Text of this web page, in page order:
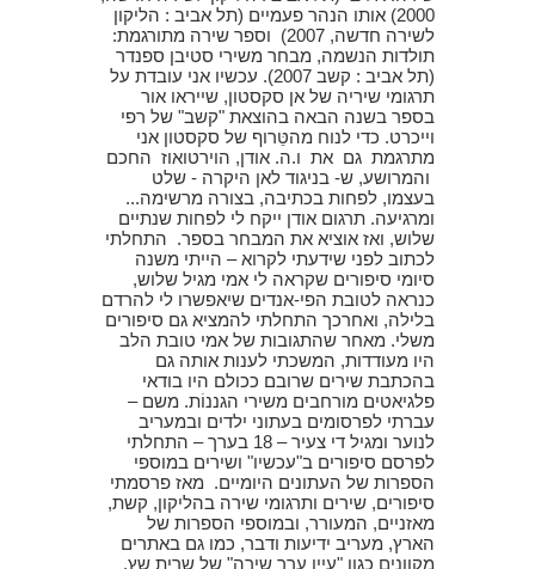
2000) אותו הנהר פעמיים (תל אביב : הליקון
לשירה חדשה, 2007) וספר שירה מתורגמת:
תולדות הנשמה, מבחר משירי סטיבן ספנדר
(תל אביב : קשב 2007). עכשיו אני עובדת על
תרגומי שיריה של אן סקסטון, שייראו אור
בספר בשנה הבאה בהוצאת "קשב" של רפי
וייכרט. כדי לנוח מהטֵּרוף של סקסטון אני
מתרגמת גם את ו.ה. אודן, הוירטואוז החכם
והמרושע, ש- בניגוד לאן היקרה - שלט
בעצמו, לפחות בכתיבה, בצורה מרשימה...
ומרגיעה. תרגום אודן ייקח לי לפחות שנתיים
שלוש, ואז אוציא את המבחר בספר. התחלתי
לכתוב לפני שידעתי לקרוא – הייתי משנה
סיומי סיפורים שקראה לי אמי מגיל שלוש,
כנראה לטובת הפי-אנדים שיאפשרו לי להרדם
בלילה, ואחרכך התחלתי להמציא גם סיפורים
משלי. מאחר שהתגובות של אמי טובת הלב
היו מעודדות, המשכתי לענות אותה גם
בהכתבת שירים שרובם ככולם היו בודאי
פלגיאטים מורחבים משירי הגננוֹת. משם –
עברתי לפרסומים בעתוני ילדים ובמעריב
לנוער ומגיל די צעיר – 18 בערך – התחלתי
לפרסם סיפורים ב"עכשיו" ושירים במוספי
הספרות של העתונים היומיים. מאז פרסמתי
סיפורים, שירים ותרגומי שירה בהליקון, קשת,
מאזניים, המעורר, ובמוספי הספרות של
הארץ, מעריב ידיעות ודבר, כמו גם באתרים
מקוונים כגון "עיין ערך שירה" של שרית שץ.